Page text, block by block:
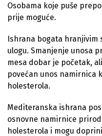
Osobama koje puše
prije moguće.
Ishrana bogata hranjivim
ulogu. Smanjenje unosa
mesa dobar je početak,
povećan unos namirnica
holesterola.
Mediteranska ishrana
osnovne namirnice
holesterola i mogu